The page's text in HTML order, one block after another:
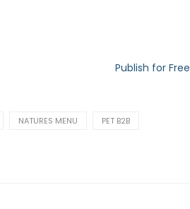
Publish for Free
NATURES MENU PET B2B